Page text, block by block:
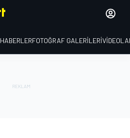
HABERLERFOTOĞRAF GALERILERI